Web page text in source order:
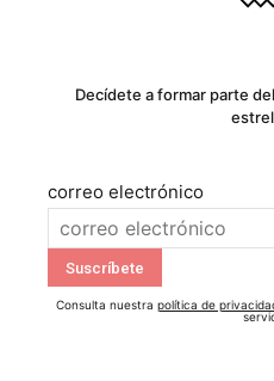
Decídete a formar parte
correo electrónico
Consulta nuestra política de